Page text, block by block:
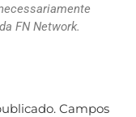
FN Network.
Campos